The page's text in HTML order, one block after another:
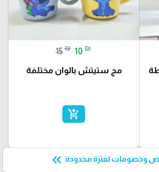
15 ₪ 10 ₪
مج ستيتش بالوان مختلفة
add_shopping_cart
وخصومات لفترة محدودة keyboard_double_arrow_left